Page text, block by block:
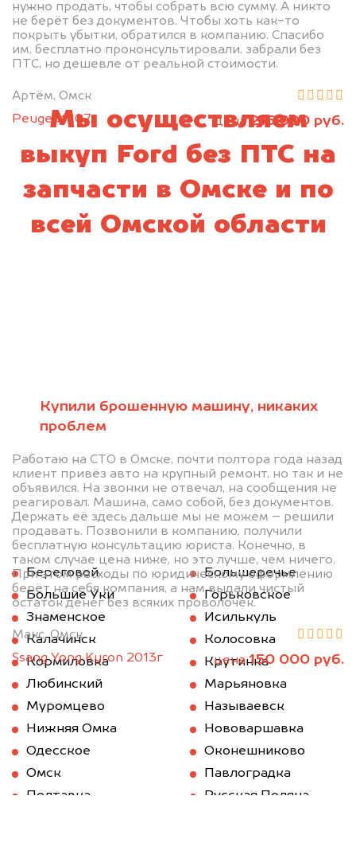
нужно продать, чтобы собрать всю сумму. А никто
не берёт без документов. Чтобы хоть как-то
покрыть убытки, обратился в компанию. Спасибо
им, бесплатно проконсультировали, забрали без
ПТС, но дешевле от реальной стоимости.
Артём, Омск
Peugeot 107
цена 215 000 руб.
Купили брошенную машину, никаких
проблем
Работаю на СТО в Омске, почти полтора года назад
клиент привёз авто на крупный ремонт, но так и не
объявился. На звонки не отвечал, на сообщения не
реагировал. Машина, само собой, без документов.
Держать её здесь дальше мы не можем – решили
продавать. Позвонили в компанию, получили
бесплатную консультацию юриста. Конечно, в
таком случае цена ниже, но это лучше, чем ничего.
При этом расходы по юридическому оформлению
берёт на себя компания, а нам выдали чистый
остаток денег без всяких проволочек.
Макс, Омск
Ssang Yong Kyron 2013г
цена150 000 руб.
Мы осуществляем
выкуп Ford без ПТС на
запчасти в Омске и по
всей Омской области
Береговой
Большеречье
Большие Уки
Горьковское
Знаменское
Исилькуль
Калачинск
Колосовка
Кормиловка
Крутинка
Любинский
Марьяновка
Муромцево
Называевск
Нижняя Омка
Нововаршавка
Одесское
Оконешниково
Омск
Павлоградка
Полтавка
Русская Поляна